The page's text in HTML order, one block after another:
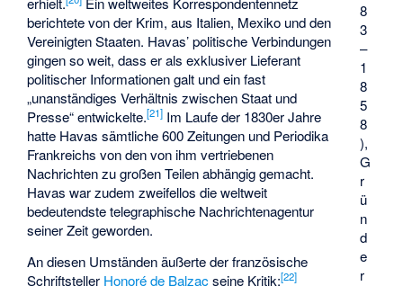
8
3
–
1
8
5
8
),
G
r
ü
n
d
e
r
berichtete von der Krim, aus Italien, Mexiko und den
Vereinigten Staaten. Havas’ politische Verbindungen
gingen so weit, dass er als exklusiver Lieferant
politischer Informationen galt und ein fast
„unanständiges Verhältnis zwischen Staat und
Presse“ entwickelte.[21] Im Laufe der 1830er Jahre
hatte Havas sämtliche 600 Zeitungen und Periodika
Frankreichs von den von ihm vertriebenen
Nachrichten zu großen Teilen abhängig gemacht.
Havas war zudem zweifellos die weltweit
bedeutendste telegraphische Nachrichtenagentur
seiner Zeit geworden.
An diesen Umständen äußerte der französische
Schriftsteller Honoré de Balzacseine Kritik:[22]